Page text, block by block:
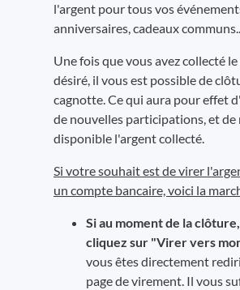
l'argent pour tous vos
anniversaires, cadeaux
Une fois que vous avez collecté
désiré, il vous est possible de
cagnotte. Ce qui aura pour effet
de nouvelles participations, et de
disponible l'argent collecté.
Si votre souhait est de virer
un compte bancaire, voici la
Si au moment de la
cliquez sur "Virer vers
vous êtes directement
page de virement. Il vous